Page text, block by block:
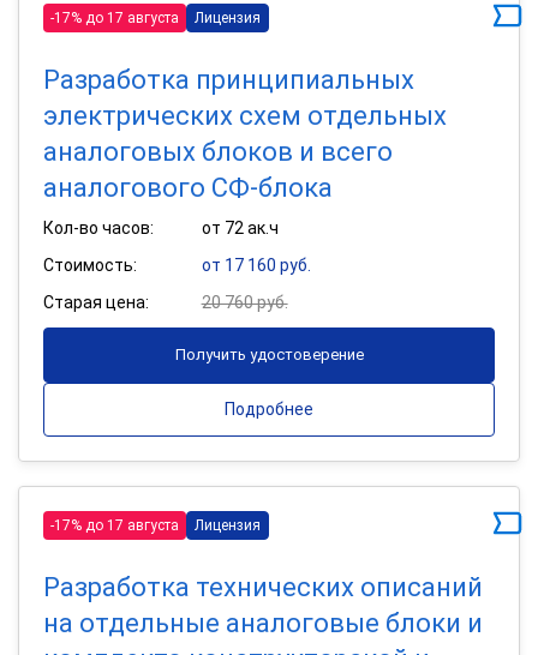
-17% до 17 августа Лицензия
Разработка принципиальных
электрических схем отдельных
аналоговых блоков и всего
аналогового СФ-блока
Кол-во часов:
от 72 ак.ч
Стоимость:
от 17 160 руб.
Старая цена:
20 760 руб.
Получить удостоверение
Подробнее
-17% до 17 августа Лицензия
Разработка технических описаний
на отдельные аналоговые блоки и